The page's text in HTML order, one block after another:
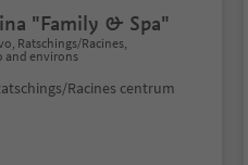
"Family & Spa"
Ratschings/Racines,
and environs
Racines centrum